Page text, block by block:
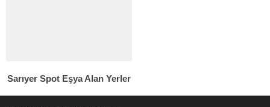
Sarıyer Spot Eşya Alan Yerler